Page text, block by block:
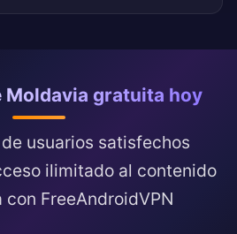
Moldavia gratuita hoy
usuarios satisfechos
ilimitado al contenido
FreeAndroidVPN